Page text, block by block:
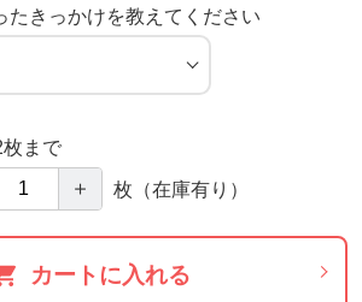
たきっかけを教えてください
まで
＋ 枚 （在庫有り）
カートに入れる